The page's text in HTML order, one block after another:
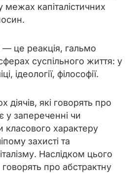
межах капіталістичних
— це реакція, гальмо
суспільного життя: у
ідеології, філософії.
діячів, які говорять про
у запереченні чи
класового характеру
захисті та
Наслідком цього
про абстрактну